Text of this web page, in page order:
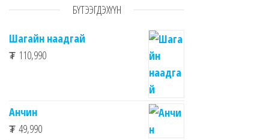
БҮТЭЭГДЭХҮҮН
Шагайн наадгай
₮ 110,990
Анчин
₮ 49,990